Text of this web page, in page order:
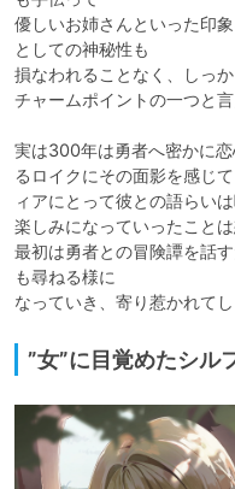
優しいお姉さんといった印
としての神秘性も
損なわれることなく、しっ
チャームポイントの一つと
実は300年は勇者へ密かに
るロイクにその面影を感じ
ィアにとって彼との語らい
楽しみになっていったこと
最初は勇者との冒険譚を話
も尋ねる様に
なっていき、寄り惹かれてし
”女”に目覚めたシル